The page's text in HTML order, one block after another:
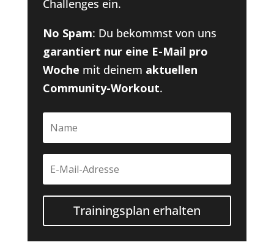
Challenges ein.
No Spam: Du bekommst von uns
garantiert nur eine E-Mail pro
Woche mit deinem aktuellen
Community-Workout.
Trainingsplan erhalten